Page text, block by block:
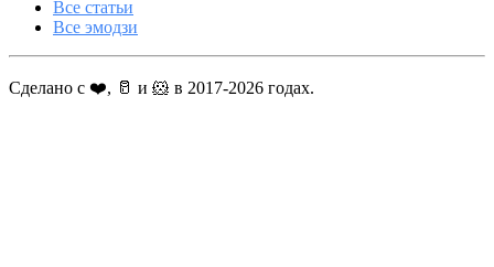
Все статьи
Все эмодзи
Сделано с ❤️, 🥛 и 🐹 в 2017-2026 годах.